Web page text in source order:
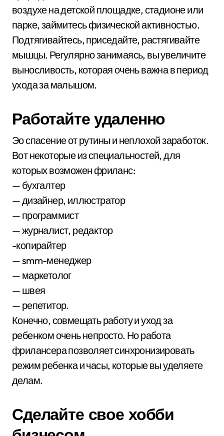
воздухе на детской площадке, стадионе или
парке, займитесь физической активностью.
Подтягивайтесь, приседайте, растягивайте
мышцы. Регулярно занимаясь, вы увеличите
выносливость, которая очень важна в период
ухода за малышом.
Работайте удаленно
Эо спасение от рутины и неплохой заработок.
Вот некоторые из специальностей, для
которых возможен фриланс:
— бухгалтер
— дизайнер, иллюстратор
— программист
— журналист, редактор
-копирайтер
— smm-менеджер
— маркетолог
— швея
— репетитор.
Конечно, совмещать работу и уход за
ребенком очень непросто. Но работа
фрилансера позволяет синхронизировать
режим ребенка и часы, которые вы уделяете
делам.
Сделайте свое хобби